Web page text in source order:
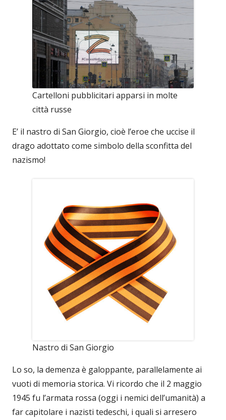
Cartelloni pubblicitari apparsi in molte
città russe
E’ il nastro di San Giorgio, cioè l’eroe che uccise il
drago adottato come simbolo della sconfitta del
nazismo!
Nastro di San Giorgio
Lo so, la demenza è galoppante, parallelamente ai
vuoti di memoria storica. Vi ricordo che il 2 maggio
1945 fu l’armata rossa (oggi i nemici dell’umanità) a
far capitolare i nazisti tedeschi, i quali si arresero